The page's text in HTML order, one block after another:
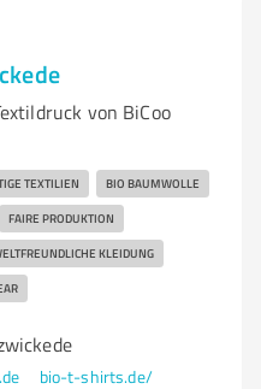
von BiCoo
TEXTILIEN BIO BAUMWOLLE
FAIRE PRODUKTION
KLEIDUNG
bio-t-shirts.de/